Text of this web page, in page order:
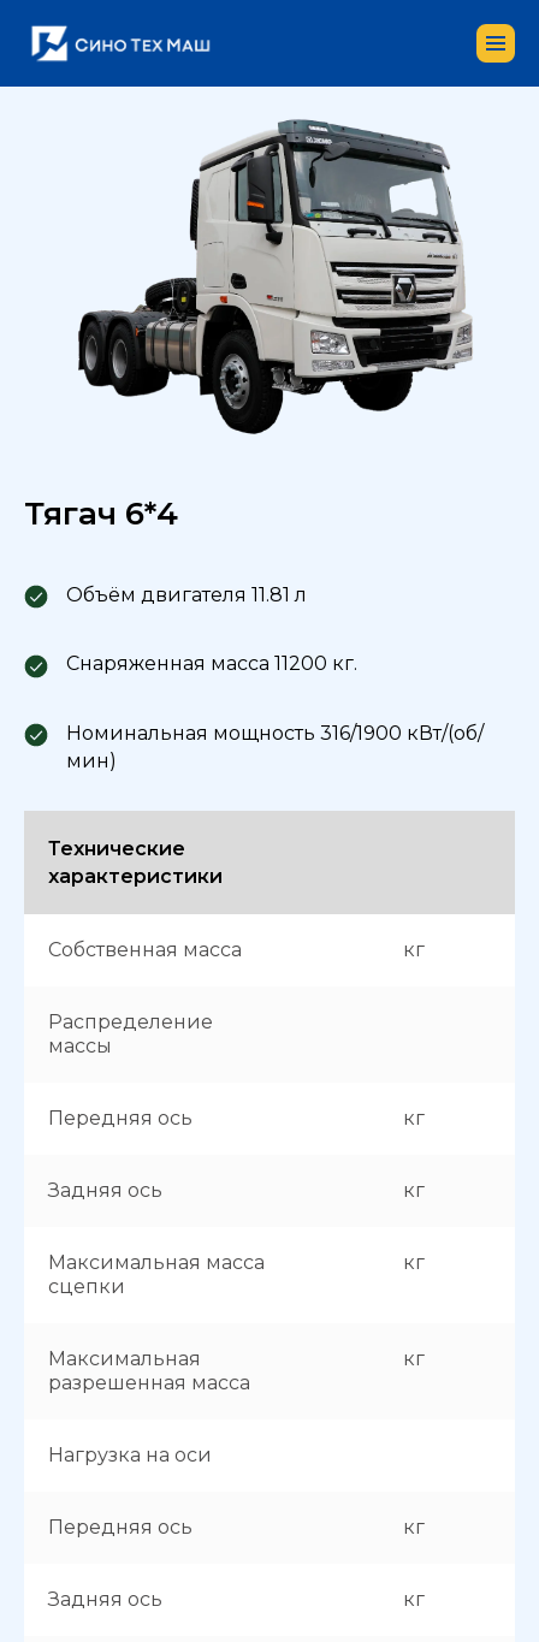
Тягач 6*4
Объём двигателя 11.81 л
Снаряженная масса 11200 кг.
Номинальная мощность 316/1900 кВт/(об/
мин)
Технические
характеристики
Собственная масса кг
Распределение
массы
Передняя ось кг
Задняя ось кг
Максимальная масса
сцепки
кг
Максимальная
разрешенная масса
кг
Нагрузка на оси
Передняя ось кг
Задняя ось кг